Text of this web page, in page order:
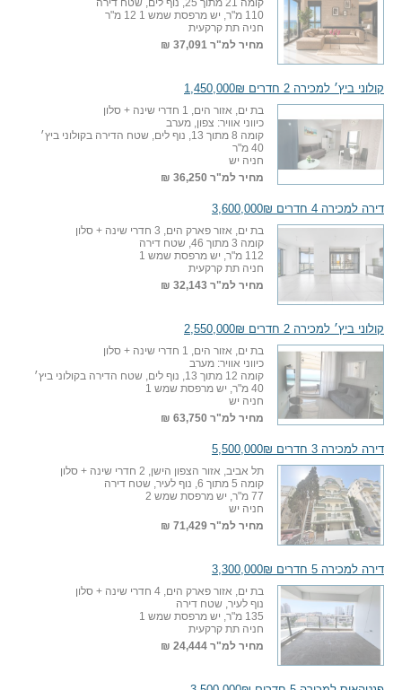
קומה 21 מתוך 25, נוף לים, שטח דירה
110 מ"ר, יש מרפסת שמש 1 12 מ"ר
חניה תת קרקעית
מחיר למ"ר 37,091 ₪
קולוני ביץ׳ למכירה 2 חדרים 1,450,000₪
בת ים, אזור הים, 1 חדרי שינה + סלון
כיווני אוויר: צפון, מערב
קומה 8 מתוך 13, נוף לים, שטח הדירה בקולוני ביץ׳
40 מ"ר
חניה יש
מחיר למ"ר 36,250 ₪
דירה למכירה 4 חדרים 3,600,000₪
בת ים, אזור פארק הים, 3 חדרי שינה + סלון
קומה 3 מתוך 46, שטח דירה
112 מ"ר, יש מרפסת שמש 1
חניה תת קרקעית
מחיר למ"ר 32,143 ₪
קולוני ביץ׳ למכירה 2 חדרים 2,550,000₪
בת ים, אזור הים, 1 חדרי שינה + סלון
כיווני אוויר: מערב
קומה 12 מתוך 13, נוף לים, שטח הדירה בקולוני ביץ׳
40 מ"ר, יש מרפסת שמש 1
חניה יש
מחיר למ"ר 63,750 ₪
דירה למכירה 3 חדרים 5,500,000₪
תל אביב, אזור הצפון הישן, 2 חדרי שינה + סלון
קומה 5 מתוך 6, נוף לעיר, שטח דירה
77 מ"ר, יש מרפסת שמש 2
חניה יש
מחיר למ"ר 71,429 ₪
דירה למכירה 5 חדרים 3,300,000₪
בת ים, אזור פארק הים, 4 חדרי שינה + סלון
נוף לעיר, שטח דירה
135 מ"ר, יש מרפסת שמש 1
חניה תת קרקעית
מחיר למ"ר 24,444 ₪